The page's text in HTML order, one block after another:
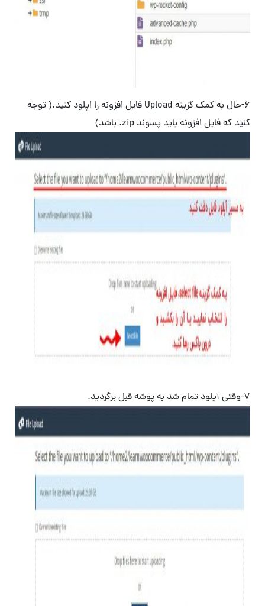
6-حال به کمک گزینه Upload فایل افزونه را اپلود کنید.( توجه
کنید که فایل افزونه باید پسوند zip. باشد)
۷-وقتی آپلود تمام شد به پوشه قبل برگردید.